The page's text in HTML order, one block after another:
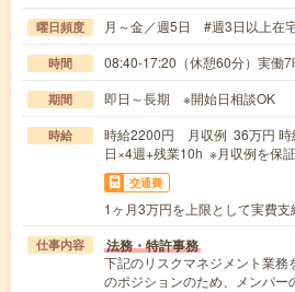
曜日頻度 月～金／週5日 #週3日以上在
時間 08:40-17:20（休憩60分）実働
期間 即日～長期 ※開始日相談OK
時給
時給2200円 月収例 36万円 時
日×4週+残業10h ※月収例を保
交通費
1ヶ月3万円を上限として実費支
仕事内容 法務・特許事務
下記のリスクマネジメント業
のポジションのため、メンバ